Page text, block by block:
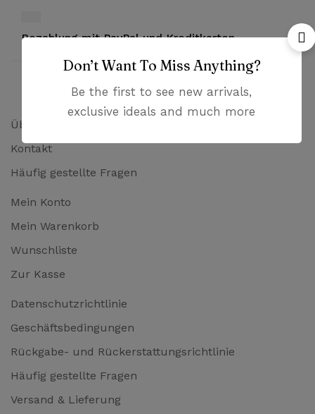
Bezahlung mit PayPal und Kreditkarten
Über uns
Kontakt
Häufig gestellte Fragen
Mein Konto
Mein Warenkorb
Wunschliste
Zur Kasse
Datenschutzrichtlinie
Geschäftsbedingungen
Rückgabe- und Rückerstattungsrichtlinie
Häufig gestellte Fragen
Versand & Lieferung
Don’t Want To Miss Anything?
Be the first to see new arrivals,
exclusive ideals and much more